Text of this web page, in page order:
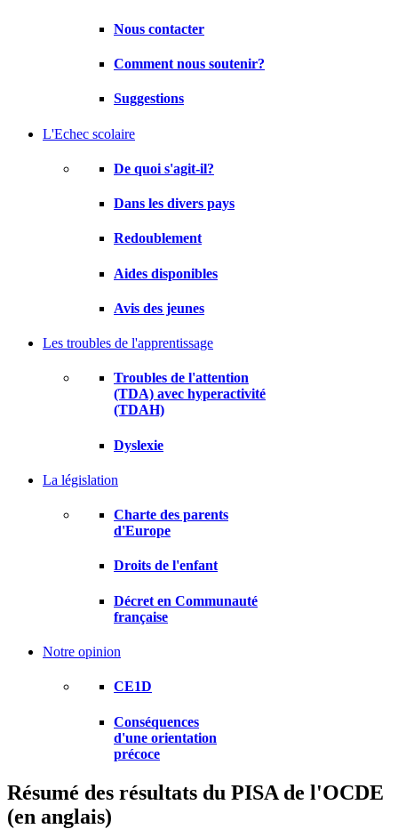
Nous contacter
Comment nous soutenir?
Suggestions
L'Echec scolaire
De quoi s'agit-il?
Dans les divers pays
Redoublement
Aides disponibles
Avis des jeunes
Les troubles de l'apprentissage
Troubles de l'attention
(TDA) avec hyperactivité
(TDAH)
Dyslexie
La législation
Charte des parents
d'Europe
Droits de l'enfant
Décret en Communauté
française
Notre opinion
CE1D
Conséquences
d'une orientation
précoce
Résumé des résultats du PISA de l'OCDE
(en anglais)